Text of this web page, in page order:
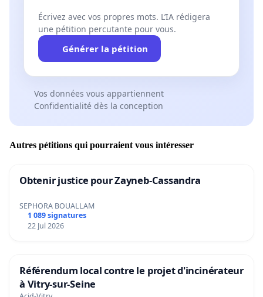
Écrivez avec vos propres mots. L’IA rédigera
une pétition percutante pour vous.
Générer la pétition
Vos données vous appartiennent
Confidentialité dès la conception
Autres pétitions qui pourraient vous intéresser
Obtenir justice pour Zayneb-Cassandra
SEPHORA BOUALLAM
1 089 signatures
22 Jul 2026
Référendum local contre le projet d'incinérateur
à Vitry-sur-Seine